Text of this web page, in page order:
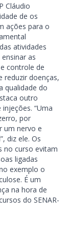
Cláudio
de os
ações para o
atividades
as
controle de
reduzir doenças,
qualidade do
outro
“Uma
por
um nervo e
diz ele. Os
no curso evitam
ligadas
exemplo o
É um
na hora de
do SENAR-